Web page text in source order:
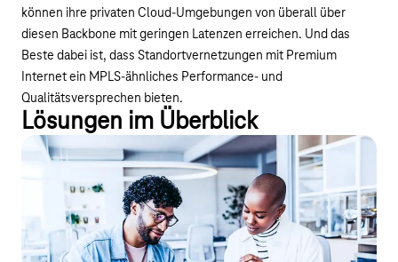
können ihre privaten Cloud-Umgebungen von überall über
diesen Backbone mit geringen Latenzen erreichen. Und das
Beste dabei ist, dass Standortvernetzungen mit Premium
Internet ein MPLS-ähnliches Performance- und
Qualitätsversprechen bieten.
Lösungen im Überblick
Standortvernetzung mit
EthernetConnect
Nie war es so einfach, eine eigene Netz-
Infrastruktur einzurichten. Vernetzen Sie Ihre Standorte